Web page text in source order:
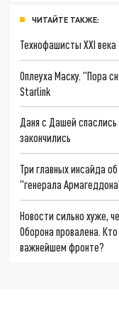
ЧИТАЙТЕ ТАКЖЕ:
Технофашисты XXI века
Оплеуха Маску. "Пора
Starlink
Даня с Дашей
закончились
Три главных инсайда
"генерала
Новости сильно хуже,
Оборона провалена.
важнейшем фронте?